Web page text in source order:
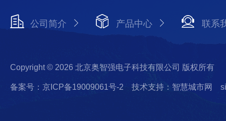
公司简介 产品中心 联系
Copyright © 2026 北京奥智强电子科技有限公司 版权所有
备案号：京ICP备19009061号-2 技术支持：智慧城市网